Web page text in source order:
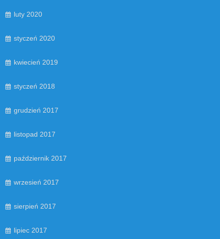
luty 2020
styczeń 2020
kwiecień 2019
styczeń 2018
grudzień 2017
listopad 2017
październik 2017
wrzesień 2017
sierpień 2017
lipiec 2017